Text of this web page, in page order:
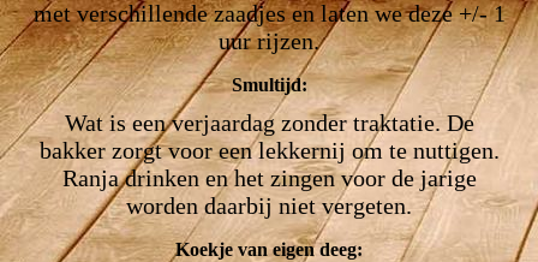
met verschillende zaadjes en laten we deze +/- 1
uur rijzen.
Smultijd:
Wat is een verjaardag zonder traktatie. De
bakker zorgt voor een lekkernij om te nuttigen.
Ranja drinken en het zingen voor de jarige
worden daarbij niet vergeten.
Koekje van eigen deeg: